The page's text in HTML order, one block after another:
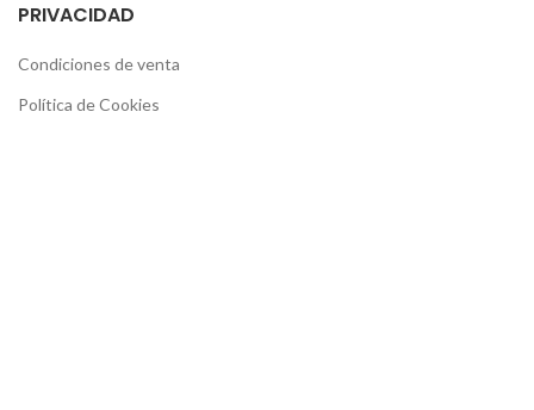
PRIVACIDAD
Condiciones de venta
Política de Cookies